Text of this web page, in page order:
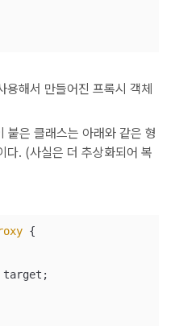
해서 만들어진 프록시 객체
은 클래스는 아래와 같은 형
다. (사실은 더 추상화되어 복
{
target;